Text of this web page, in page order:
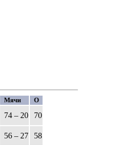
Мячи О
74 – 20 70
56 – 27 58